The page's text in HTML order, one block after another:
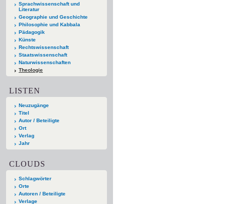
Sprachwissenschaft und
Literatur
Geographie und Geschichte
Philosophie und Kabbala
Pädagogik
Künste
Rechtswissenschaft
Staatswissenschaft
Naturwissenschaften
Theologie
LISTEN
Neuzugänge
Titel
Autor / Beteiligte
Ort
Verlag
Jahr
CLOUDS
Schlagwörter
Orte
Autoren / Beteiligte
Verlage